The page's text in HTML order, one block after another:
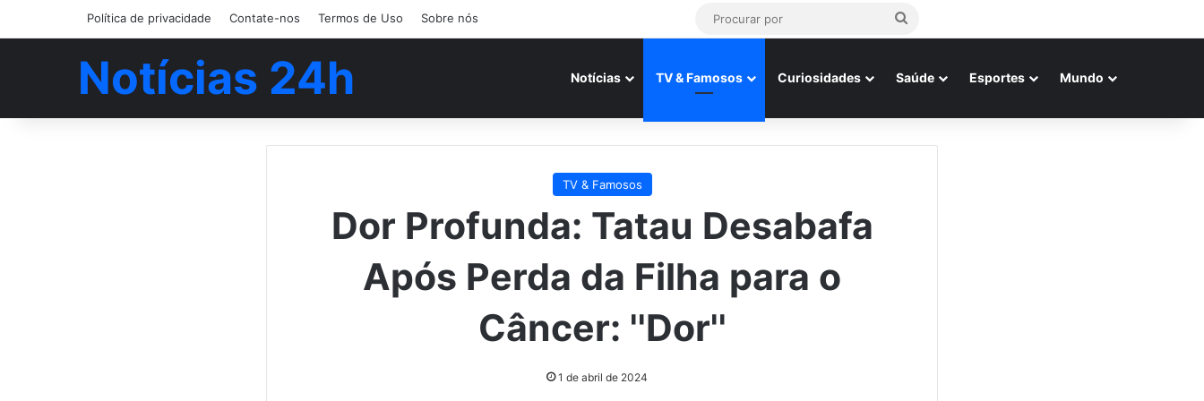
Política de privacidade Contate-nos Termos de Uso Sobre nós
Procurar
Notícias 24h Notícias TV & Famosos Curiosidades Saúde Esportes Mundo
TV & Famosos
Dor Profunda: Tatau Desabafa
Após Perda da Filha para o
Câncer: ''Dor''
1 de abril de 2024